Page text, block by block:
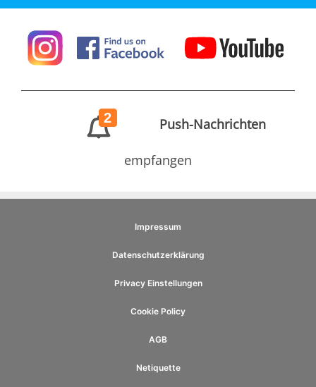
2 Push-Nachrichten
empfangen
Impressum
Datenschutzerklärung
Privacy Einstellungen
Cookie Policy
AGB
Netiquette